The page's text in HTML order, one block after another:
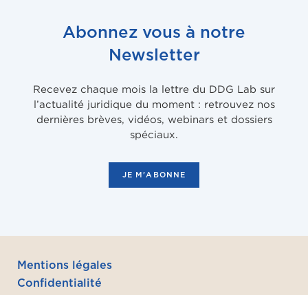
Abonnez vous à notre
Newsletter
Recevez chaque mois la lettre du DDG Lab sur
l’actualité juridique du moment : retrouvez nos
dernières brèves, vidéos, webinars et dossiers
spéciaux.
JE M'ABONNE
Mentions légales
Confidentialité